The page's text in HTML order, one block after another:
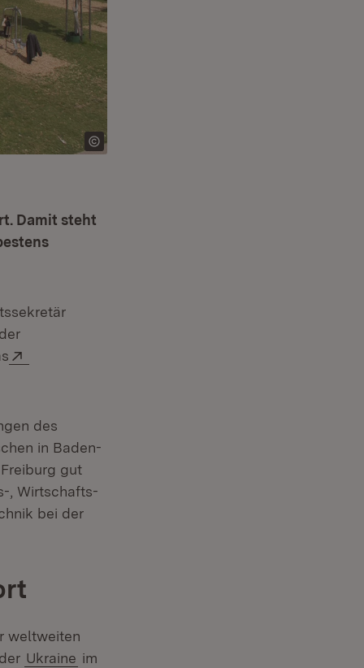
Damit steht
des
in Baden-
gut
, Wirtschafts-
bei der
weltweiten
Ukraine im